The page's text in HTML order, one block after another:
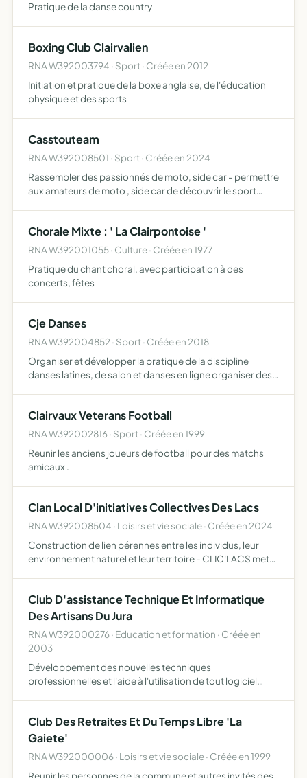
Pratique de la danse country
Boxing Club Clairvalien
RNA W392003794 · Sport · Créée en 2012
Initiation et pratique de la boxe anglaise, de l'éducation
physique et des sports
Casstouteam
RNA W392008501 · Sport · Créée en 2024
Rassembler des passionnés de moto, side car - permettre
aux amateurs de moto , side car de découvrir le sport
Chorale Mixte : ' La Clairpontoise '
RNA W392001055 · Culture · Créée en 1977
Pratique du chant choral, avec participation à des
concerts, fêtes
Cje Danses
RNA W392004852 · Sport · Créée en 2018
Organiser et développer la pratique de la discipline
danses latines, de salon et danses en ligne organiser des
Clairvaux Veterans Football
RNA W392002816 · Sport · Créée en 1999
Reunir les anciens joueurs de football pour des matchs
amicaux .
Clan Local D'initiatives Collectives Des Lacs
RNA W392008504 · Loisirs et vie sociale · Créée en 2024
Construction de lien pérennes entre les individus, leur
environnement naturel et leur territoire - CLIC'LACS met
Club D'assistance Technique Et Informatique
Des Artisans Du Jura
RNA W392000276 · Education et formation · Créée en
2003
Développement des nouvelles techniques
professionnelles et l'aide à l'utilisation de tout logiciel
Club Des Retraites Et Du Temps Libre 'La
Gaiete'
RNA W392000006 · Loisirs et vie sociale · Créée en 1999
Reunir les personnes de la commune et autres invités des